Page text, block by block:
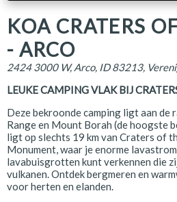
KOA CRATERS
- ARCO
2424 3000 W, Arco, ID 83213,
LEUKE CAMPING VLAK BIJ
Deze bekroonde camping ligt aan de
Range en Mount Borah (de hoogste
ligt op slechts 19 km van Craters of
Monument, waar je enorme
lavabuisgrotten kunt verkennen die
vulkanen. Ontdek bergmeren en
voor herten en elanden.